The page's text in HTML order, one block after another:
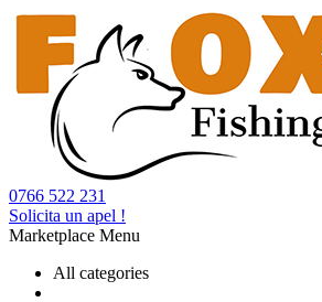
0766 522 231
Solicita un apel !
Marketplace Menu
All categories